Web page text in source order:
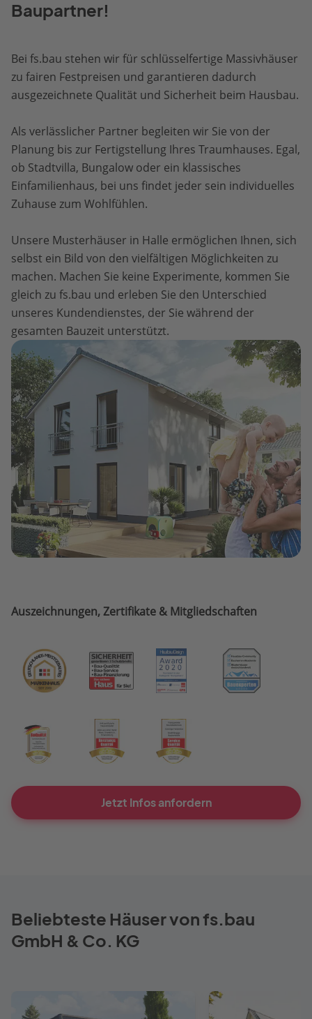
Baupartner!
Bei fs.bau stehen wir für schlüsselfertige Massivhäuser
zu fairen Festpreisen und garantieren dadurch
ausgezeichnete Qualität und Sicherheit beim Hausbau.
Als verlässlicher Partner begleiten wir Sie von der
Planung bis zur Fertigstellung Ihres Traumhauses. Egal,
ob Stadtvilla, Bungalow oder ein klassisches
Einfamilienhaus, bei uns findet jeder sein individuelles
Zuhause zum Wohlfühlen.
Unsere Musterhäuser in Halle ermöglichen Ihnen, sich
selbst ein Bild von den vielfältigen Möglichkeiten zu
machen. Machen Sie keine Experimente, kommen Sie
gleich zu fs.bau und erleben Sie den Unterschied
unseres Kundendienstes, der Sie während der
gesamten Bauzeit unterstützt.
Auszeichnungen, Zertifikate & Mitgliedschaften
Jetzt Infos anfordern
Beliebteste Häuser von fs.bau
GmbH & Co. KG